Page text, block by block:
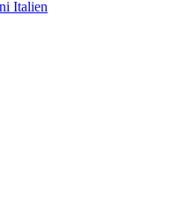
Italien